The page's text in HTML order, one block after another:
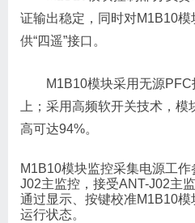
证输出稳定，同时对M1B10
供“四遥”接口。
M1B10模块采用无源
上；采用高频软开关技术，
高可达94%。
M1B10模块监控采集电源工
J02主监控，接受ANT-J02主
通过显示、按键校准M1B10
运行状态。